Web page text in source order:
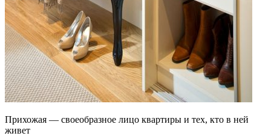
Прихожая — своеобразное лицо квартиры и тех, кто в ней
живет